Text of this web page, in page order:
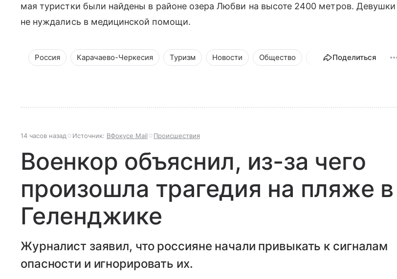
мая туристки были найдены в районе озера Любви на высоте 2400 метров. Девушки
не нуждались в медицинской помощи.
Россия Карачаево-Черкесия Туризм Новости Общество Происшествия
Поделиться
14 часов назад Источник: ВФокусе Mail Происшествия
Военкор объяснил, из-за чего
произошла трагедия на пляже в
Геленджике
Журналист заявил, что россияне начали привыкать к сигналам
опасности и игнорировать их.